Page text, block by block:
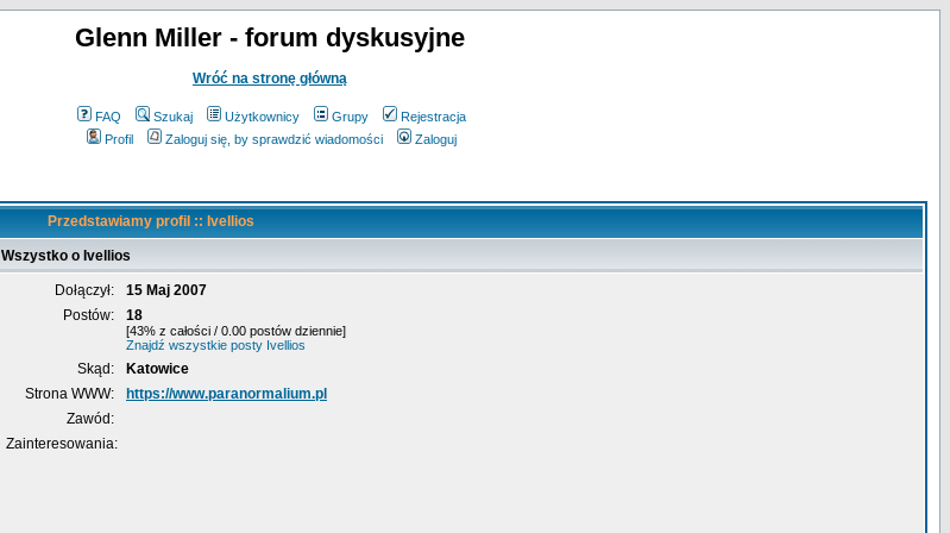
Glenn Miller - forum dyskusyjne
Wróć na stronę główną
FAQ Szukaj Użytkownicy Grupy
Rejestracja
Profil
Zaloguj się, by sprawdzić wiadomości Zaloguj
Przedstawiamy profil :: Ivellios
Wszystko o Ivellios
Dołączył:
15 Maj 2007
Postów:
18
[43% z całości / 0.00 postów dziennie]
Znajdź wszystkie posty Ivellios
Skąd:
Katowice
Strona WWW:
https://www.paranormalium.pl
Zawód:
Zainteresowania: